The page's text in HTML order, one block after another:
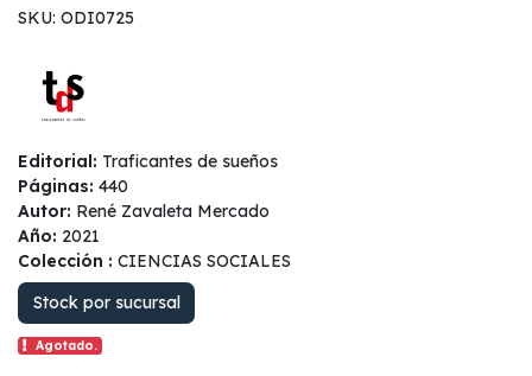
SKU: ODI0725
Editorial: Traficantes de sueños
Páginas: 440
Autor: René Zavaleta Mercado
Año: 2021
Colección : CIENCIAS SOCIALES
Stock por sucursal
Agotado.